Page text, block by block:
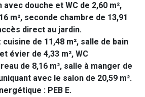
avec douche et WC de 2,60 m²,
m², seconde chambre de 13,91
direct au jardin.
cuisine de 11,48 m², salle de bain
évier de 4,33 m², WC
de 8,16 m², salle à manger de
avec le salon de 20,59 m².
: PEB E.